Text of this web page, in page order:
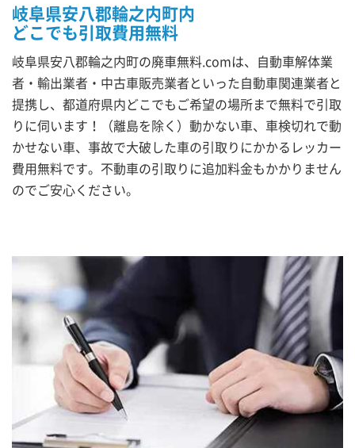
岐阜県安八郡輪之内町内
どこでも引取費用無料
岐阜県安八郡輪之内町の廃車無料.comは、自動車解体業
者・輸出業者・中古車販売業者といった自動車関連業者と
提携し、都道府県内どこでもご希望の場所まで無料で引取
りに伺います！（離島を除く）動かない車、車検切れで動
かせない車、事故で大破した車の引取りにかかるレッカー
費用無料です。不動車の引取りに追加料金もかかりません
のでご安心ください。